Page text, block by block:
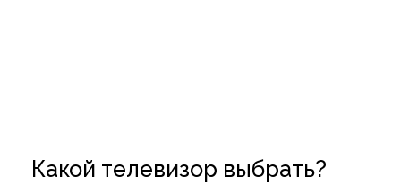
Какой телевизор выбрать?